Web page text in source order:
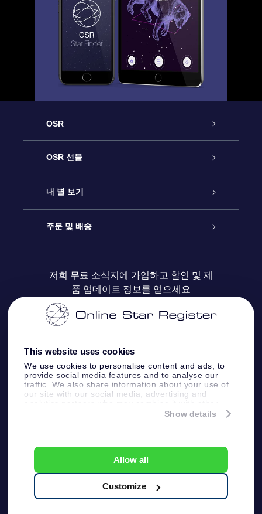
This website uses cookies
We use cookies to personalise content and ads, to
provide social media features and to analyse our
traffic. We also share information about your use of
our site with our social media, advertising and
information that you’ve provided to them or that
Show details
Allow all
Customize
OSR
고객 서비스
연락처
블로그
OSR 선물
온라인 별 선물
OSR 선물 팩
OSR 상품권
기업 선물
내 별 보기
Star Register
맞춤 별 페이지
One Million Stars
Fly me to the stars VR 앱
주문 및 배송
결제 정보
배송 정보
환불 정책
별자리
저희 무료 소식지에 가입하고 할인 및 제
품 업데이트 정보를 얻으세요
고객 서비스:help@osr.org
일반 사용 약관
개인정보보호 정책
및 면책 조항